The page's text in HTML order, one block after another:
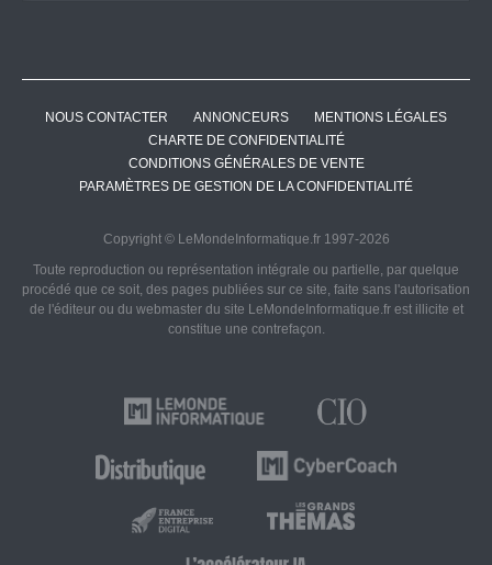
NOUS CONTACTER ANNONCEURS
MENTIONS LÉGALES
CHARTE DE CONFIDENTIALITÉ
CONDITIONS GÉNÉRALES DE VENTE
PARAMÈTRES DE GESTION DE LA CONFIDENTIALITÉ
Copyright © LeMondeInformatique.fr 1997-2026
Toute reproduction ou représentation intégrale ou partielle, par quelque
procédé que ce soit, des pages publiées sur ce site, faite sans l'autorisation
de l'éditeur ou du webmaster du site LeMondeInformatique.fr est illicite et
constitue une contrefaçon.